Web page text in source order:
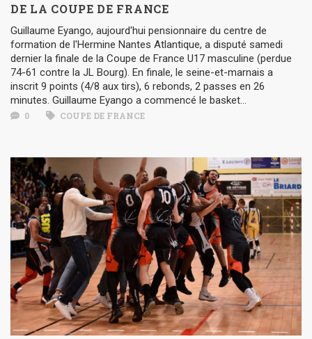
DE LA COUPE DE FRANCE
Guillaume Eyango, aujourd'hui pensionnaire du centre de
formation de l'Hermine Nantes Atlantique, a disputé samedi
dernier la finale de la Coupe de France U17 masculine (perdue
74-61 contre la JL Bourg). En finale, le seine-et-marnais a
inscrit 9 points (4/8 aux tirs), 6 rebonds, 2 passes en 26
minutes. Guillaume Eyango a commencé le basket...
0 COUPE DE FRANCE